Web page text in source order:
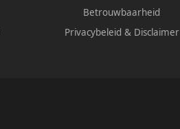
Betrouwbaarheid
Privacybeleid & Disclaimer